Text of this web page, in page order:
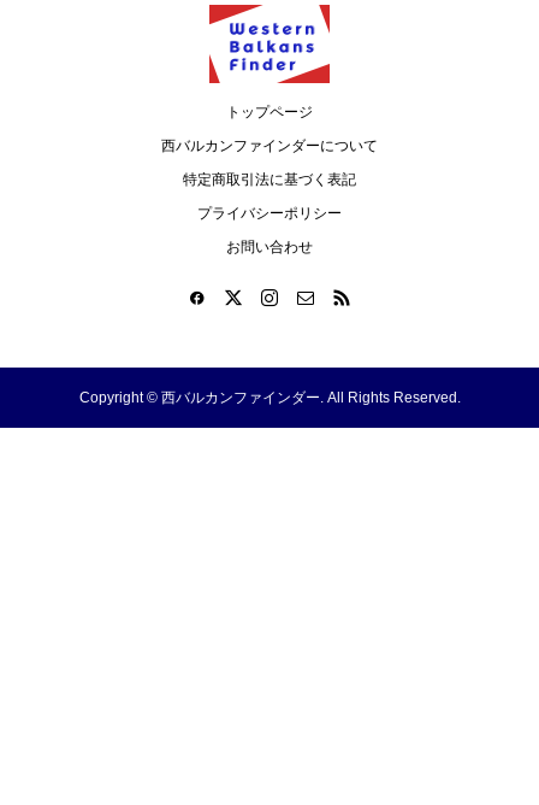
トップページ
西バルカンファインダーについて
特定商取引法に基づく表記
プライバシーポリシー
お問い合わせ
Copyright ©西バルカンファインダー. All Rights Reserved.